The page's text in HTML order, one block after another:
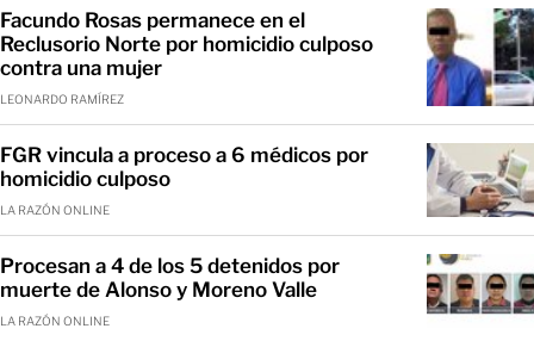
Facundo Rosas permanece en el
Reclusorio Norte por homicidio culposo
contra una mujer
LEONARDO RAMÍREZ
FGR vincula a proceso a 6 médicos por
homicidio culposo
LA RAZÓN ONLINE
Procesan a 4 de los 5 detenidos por
muerte de Alonso y Moreno Valle
LA RAZÓN ONLINE